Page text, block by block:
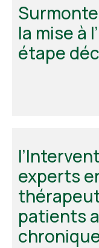
la mise à
étape
experts
patients